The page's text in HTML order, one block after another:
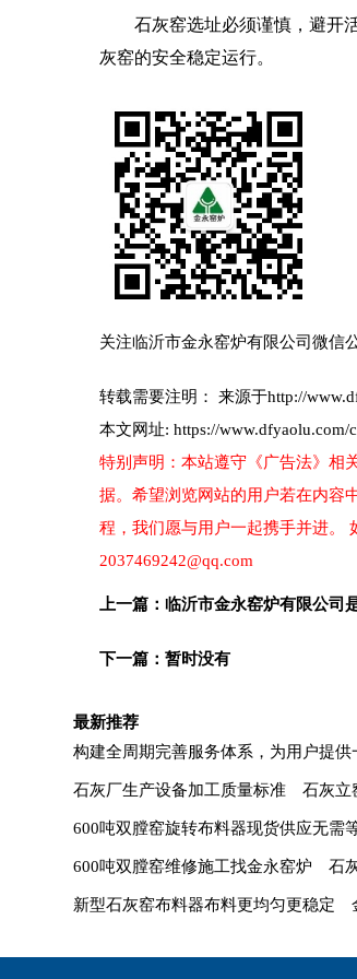
石灰窑选址必须谨慎，避开
灰窑的安全稳定运行。
关注临沂市金永窑炉有限公司微信
转载需要注明： 来源于http://
本文网址: https://www.dfyaolu.com/
特别声明：本站遵守《广告法》相
据。希望浏览网站的用户若在内容
程，我们愿与用户一起携手并进。
2037469242@qq.com
上一篇：临沂市金永窑炉有限公司
下一篇：暂时没有
最新推荐
构建全周期完善服务体系，为用户提供
石灰厂生产设备加工质量标准 石灰立
600吨双膛窑旋转布料器现货供应无需
600吨双膛窑维修施工找金永窑炉 石
新型石灰窑布料器布料更均匀更稳定